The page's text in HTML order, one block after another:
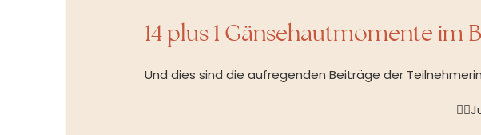
14 plus 1 Gänsehautmomente im
Und dies sind die aufregenden Beiträge der